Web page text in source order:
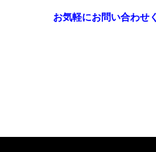
お気軽にお問い合わせ